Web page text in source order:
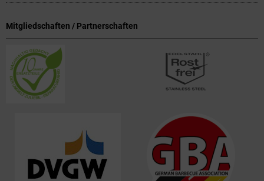
Mitgliedschaften / Partnerschaften